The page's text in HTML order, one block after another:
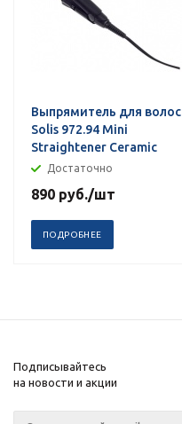
Выпрямитель для волос
Solis 972.94 Mini
Straightener Ceramic
Достаточно
890 руб./шт
ПОДРОБНЕЕ
Подписывайтесь
на новости и акции